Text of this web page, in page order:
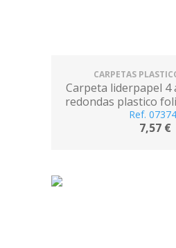
CARPETAS
Carpeta liderpapel 4
redondas plastico
Ref.
7,57 €